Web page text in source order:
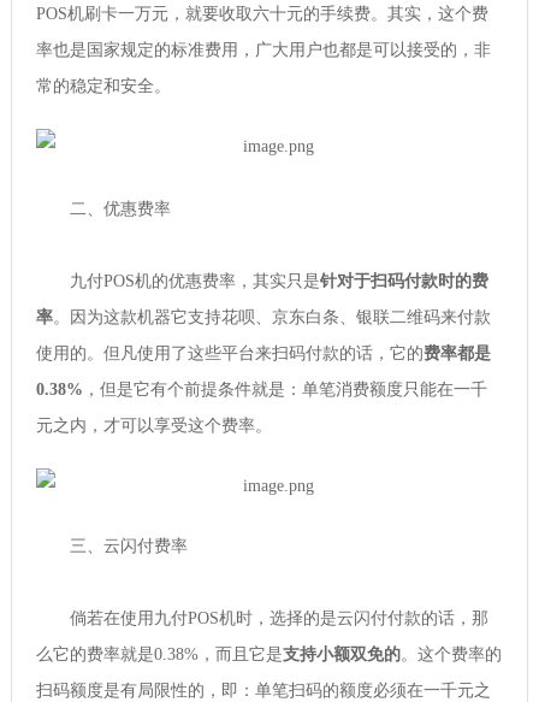
POS机刷卡一万元，就要收取六十元的手续费。其实，这个费
率也是国家规定的标准费用，广大用户也都是可以接受的，非
常的稳定和安全。
二、优惠费率
九付POS机的优惠费率，其实只是针对于扫码付款时的费
率。因为这款机器它支持花呗、京东白条、银联二维码来付款
使用的。但凡使用了这些平台来扫码付款的话，它的费率都是
0.38% ，但是它有个前提条件就是：单笔消费额度只能在一千
元之内，才可以享受这个费率。
三、云闪付费率
倘若在使用九付POS机时，选择的是云闪付付款的话，那
么它的费率就是0.38%，而且它是支持小额双免的。这个费率的
扫码额度是有局限性的，即：单笔扫码的额度必须在一千元之